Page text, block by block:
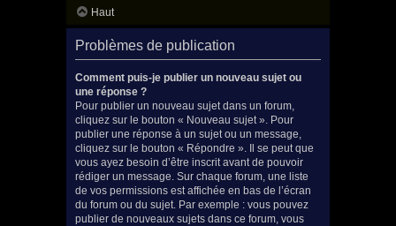
Haut
Problèmes de publication
Comment puis-je publier un nouveau sujet ou
une réponse ?
Pour publier un nouveau sujet dans un forum,
cliquez sur le bouton « Nouveau sujet ». Pour
publier une réponse à un sujet ou un message,
cliquez sur le bouton « Répondre ». Il se peut que
vous ayez besoin d’être inscrit avant de pouvoir
rédiger un message. Sur chaque forum, une liste
de vos permissions est affichée en bas de l’écran
du forum ou du sujet. Par exemple : vous pouvez
publier de nouveaux sujets dans ce forum, vous